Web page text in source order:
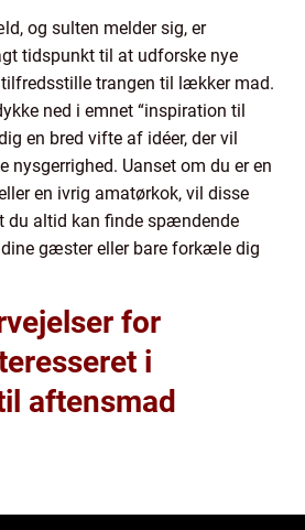
og sulten melder sig, er
tidspunkt til at udforske nye
trangen til lækker mad.
ned i emnet “inspiration til
en bred vifte af idéer, der vil
Uanset om du er en
en ivrig amatørkok, vil disse
du altid kan finde spændende
gæster eller bare forkæle dig
for
i
aftensmad